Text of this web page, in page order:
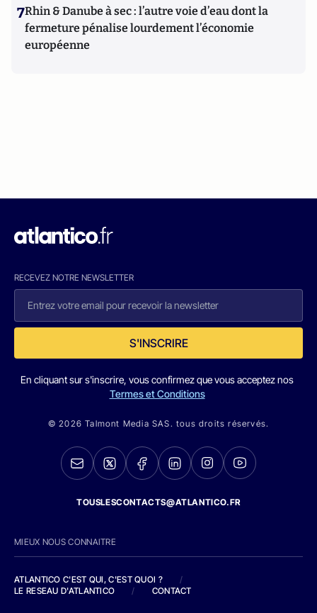
7Rhin & Danube à sec : l’autre voie d’eau dont la
fermeture pénalise lourdement l’économie
européenne
RECEVEZ NOTRE NEWSLETTER
S'INSCRIRE
En cliquant sur s'inscrire, vous confirmez que vous acceptez nos
Termes et Conditions
© 2026 Talmont Media SAS. tous droits réservés.
TOUSLESCONTACTS@ATLANTICO.FR
MIEUX NOUS CONNAITRE
ATLANTICO C'EST QUI, C'EST QUOI ?
/
LE RESEAU D'ATLANTICO
/ CONTACT